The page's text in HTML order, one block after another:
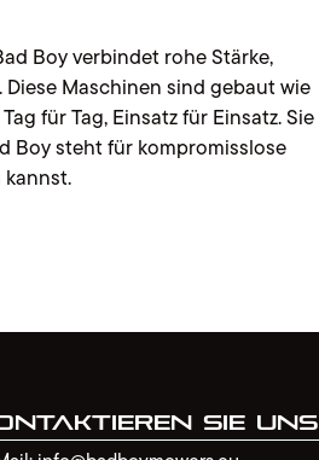
Boy verbindet rohe Stärke,
Maschinen sind gebaut wie
für Tag, Einsatz für Einsatz. Sie
Boy steht für kompromisslose
Sie uns